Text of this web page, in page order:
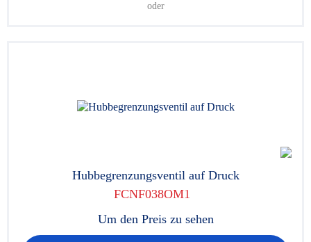
oder
Hubbegrenzungsventil auf Druck
FCNF038OM1
Um den Preis zu sehen